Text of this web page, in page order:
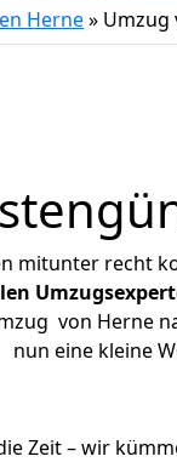
Herne» Umzug
mitunter recht
von Herne
nun eine kleine
Zeit – wir